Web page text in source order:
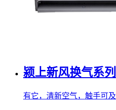
颍上新风换气系列
有它，清新空气，触手可及